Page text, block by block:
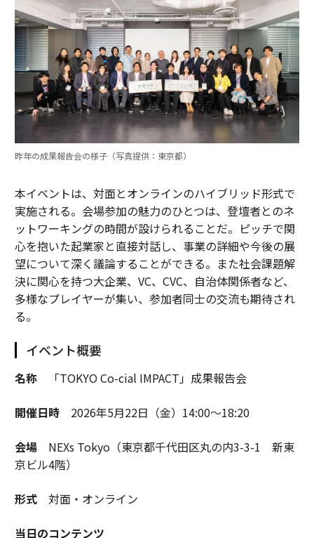
昨年の成果報告会の様子（写真提供：東京都）
本イベントは、対面とオンラインのハイブリッド形式で
実施される。会場参加の魅力のひとつは、登壇者とのネ
ットワーキングの時間が設けられることだ。ピッチで関
心を抱いた起業家と直接対話し、事業の詳細や今後の展
望について深く議論することができる。また社会課題解
決に関心を持つ大企業、VC、CVC、自治体関係者など、
多様なプレイヤーが集い、参加者同士の交流も期待され
る。
イベント概要
名称「TOKYO Co-cial IMPACT」成果報告会
開催日時2026年5月22日（金）14:00～18:20
会場NEXs Tokyo（東京都千代田区丸の内3-3-1 新東
京ビル4階）
形式対面・オンライン
当日のコンテンツ